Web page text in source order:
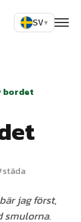
SV▾
bordet
städa
jag först,
smulorna.